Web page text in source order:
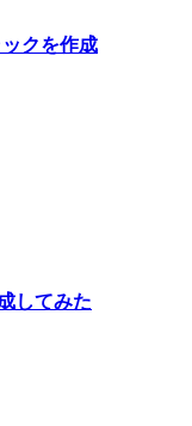
クを作成
してみた